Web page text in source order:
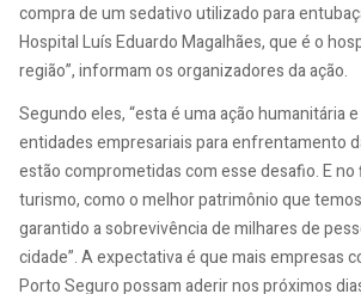
compra de um sedativo utilizado para
Hospital Luís Eduardo Magalhães, que é o
região”, informam os organizadores da ação.
Segundo eles, “esta é uma ação humanitária
entidades empresariais para enfrentamento
estão comprometidas com esse desafio. E
turismo, como o melhor patrimônio que
garantido a sobrevivência de milhares de
cidade”. A expectativa é que mais empresas
Porto Seguro possam aderir nos próximos